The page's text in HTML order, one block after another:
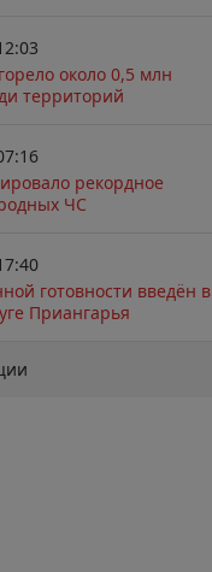
около 0,5 млн
территорий
рекордное
ЧС
готовности введён в
Приангарья